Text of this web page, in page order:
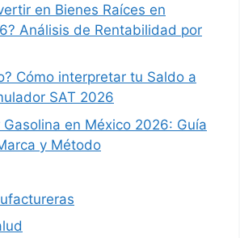
en Bienes Raíces en
Análisis de Rentabilidad por
Cómo interpretar tu Saldo a
SAT 2026
en México 2026: Guía
y Método